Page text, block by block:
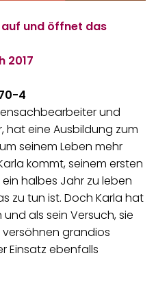
und öffnet das
2017
4
und
hat eine Ausbildung zum
seinem Leben mehr
kommt, seinem ersten
ein halbes Jahr zu leben
zu tun ist. Doch Karla hat
als sein Versuch, sie
grandios
Einsatz ebenfalls